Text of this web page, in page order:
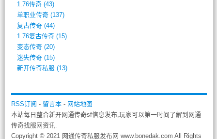
1.76传奇(43)
单职业传奇(137)
复古传奇(44)
1.76复古传奇(15)
变态传奇(20)
迷失传奇(15)
新开传奇私服 (13)
RSS订阅 - 留言本- 网站地图
本站每日整合新开网通传奇sf信息发布,玩家可以第一时间了解到网通
传奇找服网资讯.
Copyright © 2021 网通传奇私服发布网 www.bonedak.com All Rights